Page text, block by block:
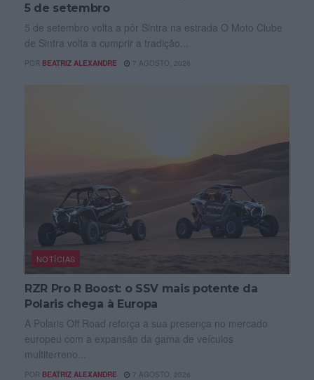
5 de setembro
5 de setembro volta a pôr Sintra na estrada O Moto Clube
de Sintra volta a cumprir a tradição...
POR BEATRIZ ALEXANDRE 7 AGOSTO, 2026
NOTÍCIAS
RZR Pro R Boost: o SSV mais potente da
Polaris chega à Europa
A Polaris Off Road reforça a sua presença no mercado
europeu com a expansão da gama de veículos
multiterreno...
POR BEATRIZ ALEXANDRE 7 AGOSTO, 2026